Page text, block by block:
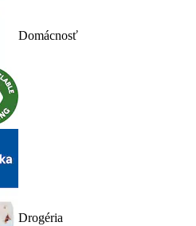
Domácnosť
Drogéria